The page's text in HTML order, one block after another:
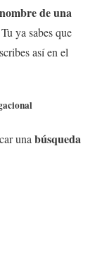
de una
ya sabes que
así en el
una búsqueda